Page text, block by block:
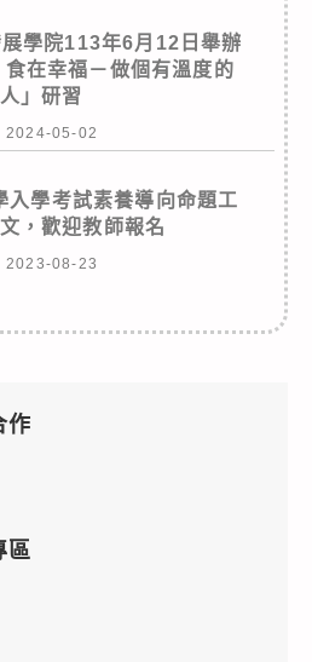
學院113年6月12日舉辦
食在幸福－做個有溫度的
人」研習
2024-05-02
入學考試素養導向命題工
，歡迎教師報名
2023-08-23
作
區